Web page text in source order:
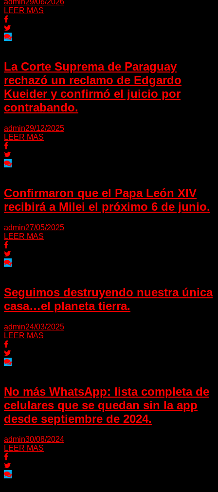
admin29/06/2026
LEER MAS
La Corte Suprema de Paraguay
rechazó un reclamo de Edgardo
Kueider y confirmó el juicio por
contrabando.
admin29/12/2025
LEER MAS
Confirmaron que el Papa León XIV
recibirá a Milei el próximo 6 de junio.
admin27/05/2025
LEER MAS
Seguimos destruyendo nuestra única
casa…el planeta tierra.
admin24/03/2025
LEER MAS
No más WhatsApp: lista completa de
celulares que se quedan sin la app
desde septiembre de 2024.
admin30/08/2024
LEER MAS